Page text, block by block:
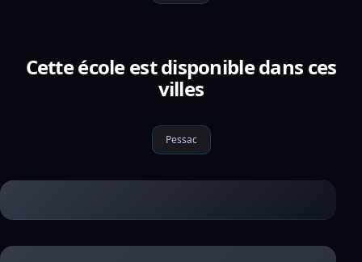
Cette école est disponible dans ces
villes
Pessac